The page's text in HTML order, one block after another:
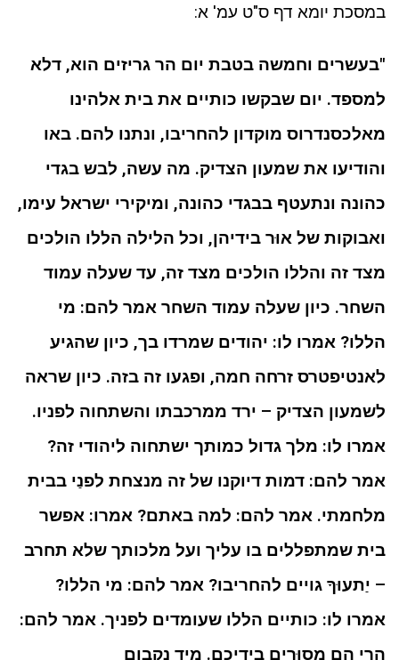
במסכת יומא דף ס"ט עמ' א:
"בעשרים וחמשה בטבת יום הר גריזים הוא, דלא
למספד. יום שבקשו כותיים את בית אלהינו
מאלכסנדרוס מוקדון להחריבו, ונתנו להם. באו
והודיעו את שמעון הצדיק. מה עשה, לבש בגדי
כהונה ונתעטף בבגדי כהונה, ומיקירי ישראל עימו,
ואבוקות של אוּר בידיהן, וכל הלילה הללו הולכים
מצד זה והללו הולכים מצד זה, עד שעלה עמוד
השחר. כיון שעלה עמוד השחר אמר להם: מי
הללו? אמרו לו: יהודים שמרדו בך, כיון שהגיע
לאנטיפטרס זרחה חמה, ופגעו זה בזה. כיון שראה
לשמעון הצדיק – ירד ממרכבתו והשתחוה לפניו.
אמרו לו: מלך גדול כמותך ישתחוה ליהודי זה?
אמר להם: דמות דיוקנו של זה מנצחת לפנַי בבית
מלחמתי. אמר להם: למה באתם? אמרו: אפשר
בית שמתפללים בו עליך ועל מלכותך שלא תחרב
– יַתעוּךָ גויים להחריבו? אמר להם: מי הללו?
אמרו לו: כותיים הללו שעומדים לפניך. אמר להם:
הרי הם מסוּרים בידיכם. מיד נקבום